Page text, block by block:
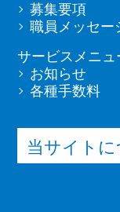
募集要項
職員メッセー
サービスメニュ
お知らせ
各種手数料
当サイトに